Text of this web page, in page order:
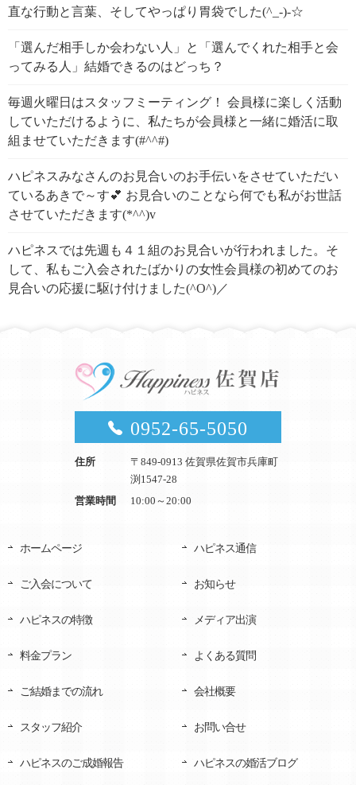
直な行動と言葉、そしてやっぱり胃袋でした(^_-)-☆
「選んだ相手しか会わない人」と「選んでくれた相手と会
ってみる人」結婚できるのはどっち？
毎週火曜日はスタッフミーティング！ 会員様に楽しく活動
していただけるように、私たちが会員様と一緒に婚活に取
組ませていただきます(#^^#)
ハピネスみなさんのお見合いのお手伝いをさせていただい
ているあきで～す💕 お見合いのことなら何でも私がお世話
させていただきます(*^^)v
ハピネスでは先週も４１組のお見合いが行われました。そ
して、私もご入会されたばかりの女性会員様の初めてのお
見合いの応援に駆け付けました(^O^)／
0952-65-5050
住所
〒849-0913 佐賀県佐賀市兵庫町
渕1547-28
営業時間
10:00～20:00
ホームページ
ご入会について
ハピネスの特徴
料金プラン
ご結婚までの流れ
スタッフ紹介
ハピネスのご成婚報告
ハピネス通信
お知らせ
メディア出演
よくある質問
会社概要
お問い合せ
ハピネスの婚活ブログ